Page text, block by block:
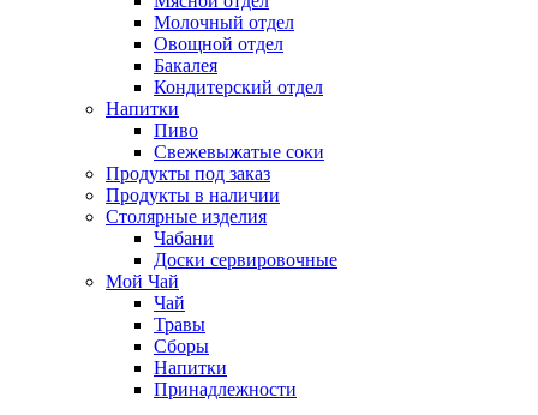
Молочный отдел
Овощной отдел
Бакалея
Кондитерский отдел
Напитки
Пиво
Cвежевыжатые соки
Продукты под заказ
Продукты в наличии
Столярные изделия
Чабани
Доски сервировочные
Мой Чай
Чай
Травы
Сборы
Напитки
Принадлежности